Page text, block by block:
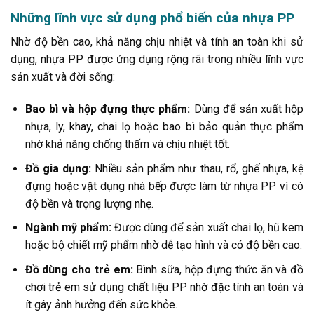
Những lĩnh vực sử dụng phổ biến của nhựa PP
Nhờ độ bền cao, khả năng chịu nhiệt và tính an toàn khi sử
dụng, nhựa PP được ứng dụng rộng rãi trong nhiều lĩnh vực
sản xuất và đời sống:
Bao bì và hộp đựng thực phẩm: Dùng để sản xuất hộp
nhựa, ly, khay, chai lọ hoặc bao bì bảo quản thực phẩm
nhờ khả năng chống thấm và chịu nhiệt tốt.
Đồ gia dụng: Nhiều sản phẩm như thau, rổ, ghế nhựa, kệ
đựng hoặc vật dụng nhà bếp được làm từ nhựa PP vì có
độ bền và trọng lượng nhẹ.
Ngành mỹ phẩm: Được dùng để sản xuất chai lọ, hũ kem
hoặc bộ chiết mỹ phẩm nhờ dễ tạo hình và có độ bền cao.
Đồ dùng cho trẻ em:Bình sữa, hộp đựng thức ăn và đồ
chơi trẻ em sử dụng chất liệu PP nhờ đặc tính an toàn và
ít gây ảnh hưởng đến sức khỏe.